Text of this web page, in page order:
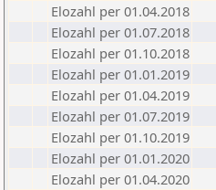
Elozahl per 01.04.2018
Elozahl per 01.07.2018
Elozahl per 01.10.2018
Elozahl per 01.01.2019
Elozahl per 01.04.2019
Elozahl per 01.07.2019
Elozahl per 01.10.2019
Elozahl per 01.01.2020
Elozahl per 01.04.2020